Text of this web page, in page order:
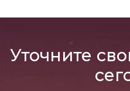
Уточните